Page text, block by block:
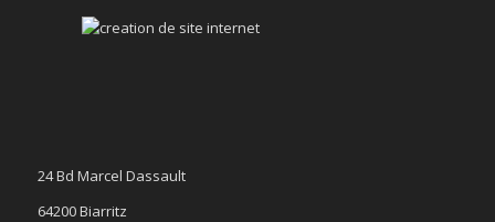
24 Bd Marcel Dassault
64200 Biarritz